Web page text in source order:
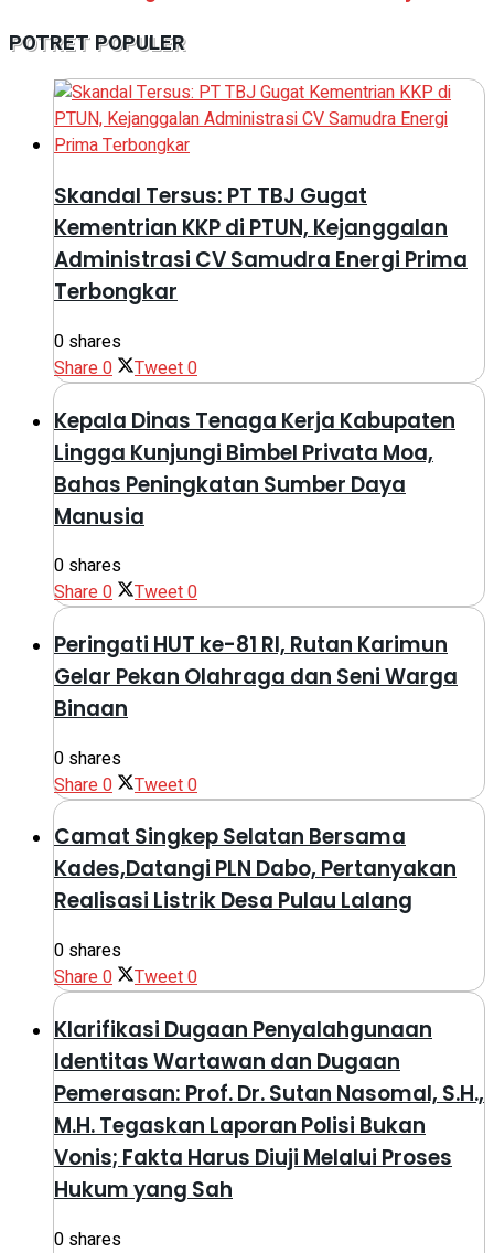
POTRET POPULER
Skandal Tersus: PT TBJ Gugat
Kementrian KKP di PTUN, Kejanggalan
Administrasi CV Samudra Energi Prima
Terbongkar
0 shares
Share0 Tweet0
Kepala Dinas Tenaga Kerja Kabupaten
Lingga Kunjungi Bimbel Privata Moa,
Bahas Peningkatan Sumber Daya
Manusia
0 shares
Share0 Tweet0
Peringati HUT ke-81 RI, Rutan Karimun
Gelar Pekan Olahraga dan Seni Warga
Binaan
0 shares
Share0 Tweet0
Camat Singkep Selatan Bersama
Kades,Datangi PLN Dabo, Pertanyakan
Realisasi Listrik Desa Pulau Lalang
0 shares
Share0 Tweet0
Klarifikasi Dugaan Penyalahgunaan
Identitas Wartawan dan Dugaan
Pemerasan: Prof. Dr. Sutan Nasomal, S.H.,
M.H. Tegaskan Laporan Polisi Bukan
Vonis; Fakta Harus Diuji Melalui Proses
Hukum yang Sah
0 shares